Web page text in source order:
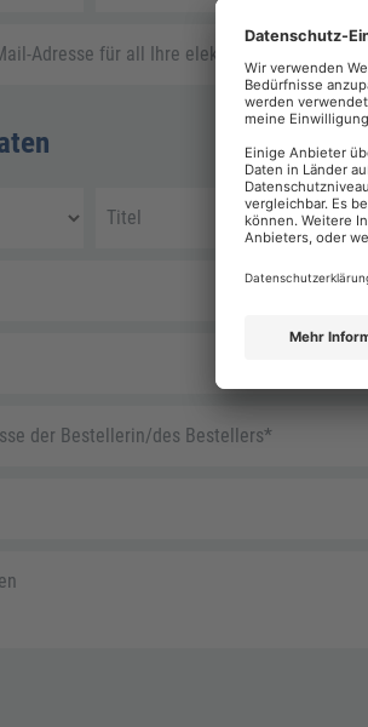
Adresse für all Ihre elektronische
Titel
der Bestellerin/des Bestellers*